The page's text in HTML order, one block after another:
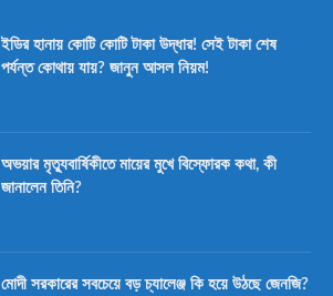
ইডির হানায় কোটি কোটি টাকা উদ্ধার! সেই টাকা শেষ
পর্যন্ত কোথায় যায়? জানুন আসল নিয়ম!
অভয়ার মৃত্যুবার্ষিকীতে মায়ের মুখে বিস্ফোরক কথা, কী
জানালেন তিনি?
মোদী সরকারের সবচেয়ে বড় চ্যালেঞ্জ কি হয়ে উঠছে জেনজি?